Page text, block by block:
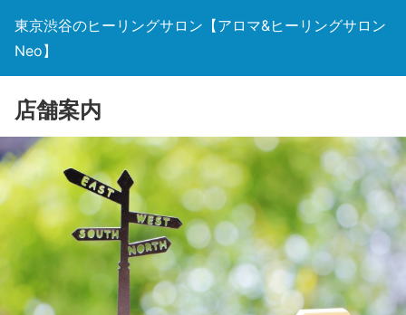
東京渋谷のヒーリングサロン【アロマ&ヒーリングサロン
Neo】
店舗案内